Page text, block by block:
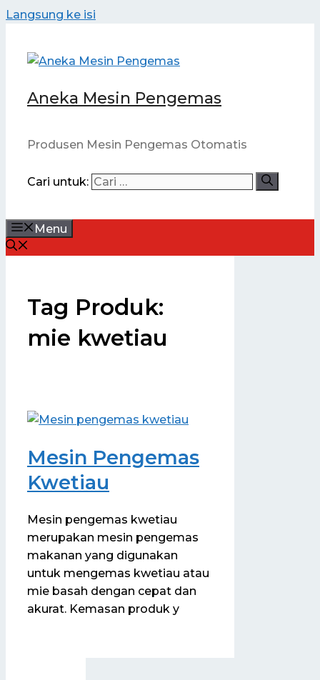
Langsung ke isi
Aneka Mesin Pengemas
Produsen Mesin Pengemas Otomatis
Cari untuk:
Menu
Tag Produk:
mie kwetiau
Mesin Pengemas
Kwetiau
Mesin pengemas kwetiau
merupakan mesin pengemas
makanan yang digunakan
untuk mengemas kwetiau atau
mie basah dengan cepat dan
akurat. Kemasan produk y